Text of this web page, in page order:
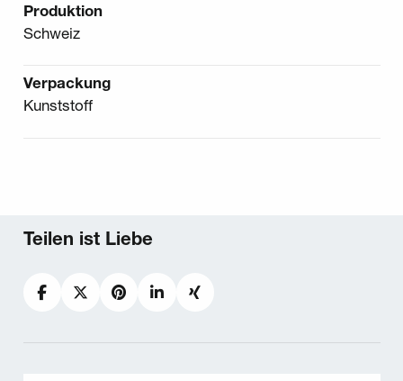
Produktion
Schweiz
Verpackung
Kunststoff
Teilen ist Liebe
FacebookTwitterPinterestLinkedInXing